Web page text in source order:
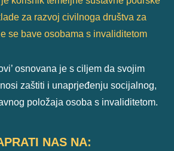
za razvoj civilnoga društva za
se bave osobama s invaliditetom
osnovana je s ciljem da svojim
zaštiti i unaprjeđenju socijalnog,
položaja osoba s invaliditetom.
NAS NA: